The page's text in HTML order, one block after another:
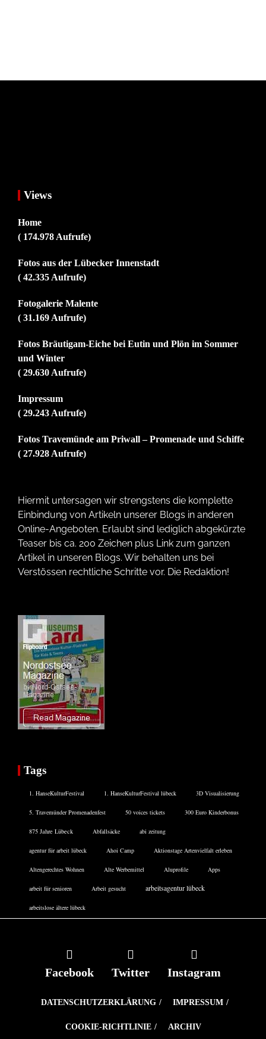
Views
Home
( 174.978 Aufrufe)
Fotos aus der Lübecker Innenstadt
( 42.335 Aufrufe)
Fotogalerie Malente
( 31.169 Aufrufe)
Fotos Bräutigam-Eiche bei Eutin und Plön im Sommer
und Winter
( 29.630 Aufrufe)
Impressum
( 29.243 Aufrufe)
Fotos Travemünde am Priwall – Promenade und Schiffe
( 27.928 Aufrufe)
Hiermit untersagen wir strengstens die komplette
Einbindung von Artikeln unserer Blogs in anderen
Online-Angeboten. Erlaubt sind lediglich abgekürzte
Teaser bis ca. 200 Zeichen plus Link zum ganzen
Artikel in unseren Blogs. Wir behalten uns bei
Verstössen rechtliche Schritte vor. Die Redaktion!
Tags
1. HanseKulturFestival 1. HanseKulturFestival lübeck 3D Visualisierung
5. Travemünder Promenadenfest 50 voices tickets 300 Euro Kinderbonus
875 Jahre Lübeck Abfallsäcke abi zeitung
agentur für arbeit lübeck Ahoi Camp Aktionstage Artenvielfalt erleben
Altengerechtes Wohnen Alte Werbemittel Aluprofile Apps
arbeit für senioren Arbeit gesucht arbeitsagentur lübeck
arbeitslose ältere lübeck
Facebook Twitter Instagram
DATENSCHUTZERKLÄRUNG IMPRESSUM
COOKIE-RICHTLINIE ARCHIV